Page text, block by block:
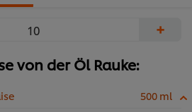
+
von der Öl Rauke:
500 ml